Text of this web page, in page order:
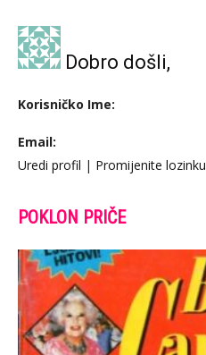
Dobro došli,
Korisničko Ime:
Email:
Uredi profil | Promijenite lozinku
POKLON PRIČE